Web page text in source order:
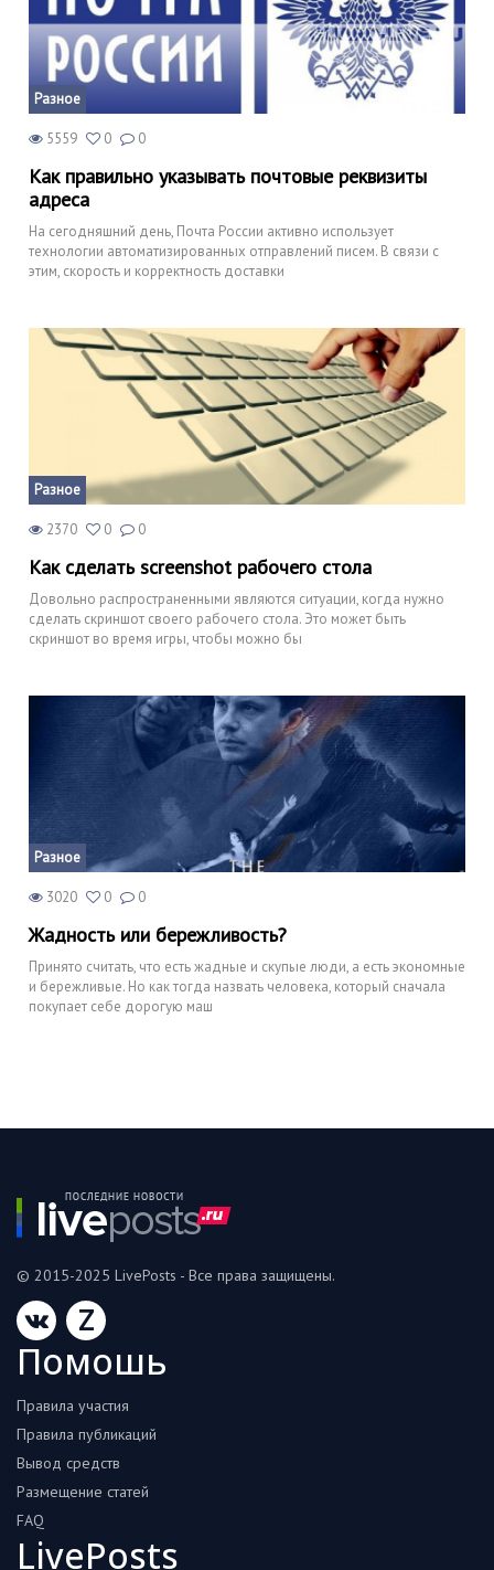
Разное
5559 0 0
Как правильно указывать почтовые реквизиты
адреса
На сегодняшний день, Почта России активно использует
технологии автоматизированных отправлений писем. В связи с
этим, скорость и корректность доставки
Разное
2370 0 0
Как сделать screenshot рабочего стола
Довольно распространенными являются ситуации, когда нужно
сделать скриншот своего рабочего стола. Это может быть
скриншот во время игры, чтобы можно бы
Разное
3020 0 0
Жадность или бережливость?
Принято считать, что есть жадные и скупые люди, а есть экономные
и бережливые. Но как тогда назвать человека, который сначала
покупает себе дорогую маш
© 2015-2025 LivePosts - Все права защищены.
Z
Помошь
Правила участия
Правила публикаций
Вывод средств
Размещение статей
FAQ
LivePosts